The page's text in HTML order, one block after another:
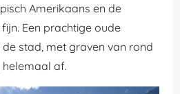
Amerikaans en de
Een prachtige oude
stad, met graven van rond
af.